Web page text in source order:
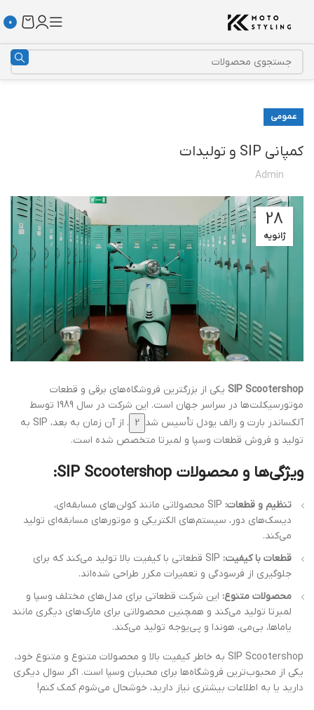
0
عمومی
کمپانی SIP و تولیدات
Admin
28
ژانویه
SIP Scootershop یکی از بزرگترین فروشگاه‌های برقی و قطعات
موتورسیکلت‌ها در سراسر جهان است. این شرکت در سال 1989 توسط
آلکساندر بارت و رالف یودل تأسیس شد 2
. از آن زمان به بعد، SIP به
تولید و فروش قطعات وسپا و لمبرتا متخصص شده است.
ویژگی‌ها و محصولات SIP Scootershop:
تنظیم و قطعات:
SIP محصولاتی مانند کولن‌های مسابقه‌ای،
دیسک‌های دور، سیستم‌های الکتریکی و موتورهای مسابقه‌ای تولید
می‌کند.
قطعات با کیفیت:
SIP قطعاتی با کیفیت بالا تولید می‌کند که برای
جلوگیری از فرسودگی و تعمیرات مکرر طراحی شده‌اند.
محصولات متنوع: این شرکت قطعاتی برای مدل‌های مختلف وسپا و
لمبرتا تولید می‌کند و همچنین محصولاتی برای مارک‌های دیگری مانند
یاماها، بی‌می، هوندا و پی‌یوجه تولید می‌کند.
SIP Scootershop به خاطر کیفیت بالا و محصولات متنوع و متنوع خود،
یکی از محبوب‌ترین فروشگاه‌ها برای محببان وسپا است. اگر سوال دیگری
دارید یا به اطلاعات بیشتری نیاز دارید، خوشحال می‌شوم کمک کنم!